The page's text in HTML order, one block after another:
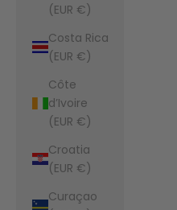
(EUR €)
Costa Rica
(EUR €)
Côte
d’Ivoire
(EUR €)
Croatia
(EUR €)
Curaçao